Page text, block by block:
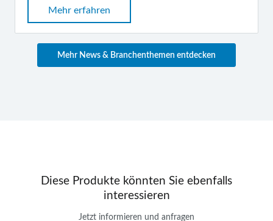
Mehr erfahren
Mehr News & Branchenthemen entdecken
Diese Produkte könnten Sie ebenfalls
interessieren
Jetzt informieren und anfragen